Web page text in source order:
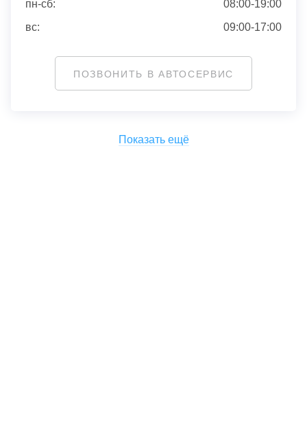
пн-сб:
08:00-19:00
вс:
09:00-17:00
ПОЗВОНИТЬ В АВТОСЕРВИС
Показать ещё